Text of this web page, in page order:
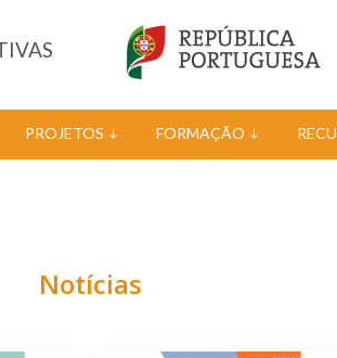
PROJETOS FORMAÇÃO
Notícias